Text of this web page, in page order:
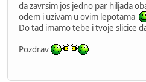
da zavrsim jos jedno par hiljada
odem i uzivam u ovim lepotama
Do tad imamo tebe i tvoje slicice
Pozdrav